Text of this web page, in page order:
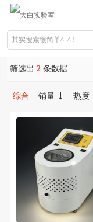
筛选出 2 条数据
综合 销量 热度